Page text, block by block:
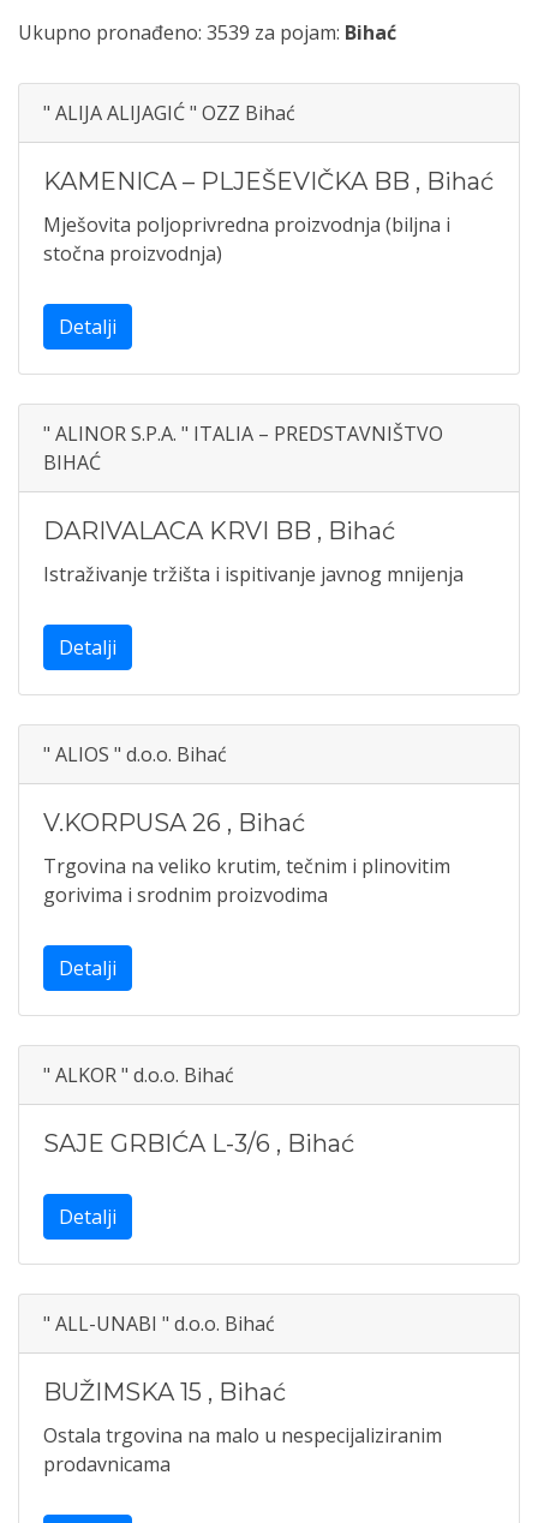
Ukupno pronađeno: 3539 za pojam: Bihać
" ALIJA ALIJAGIĆ " OZZ Bihać
KAMENICA – PLJEŠEVIČKA BB , Bihać
Mješovita poljoprivredna proizvodnja (biljna i
stočna proizvodnja)
Detalji
" ALINOR S.P.A. " ITALIA – PREDSTAVNIŠTVO
BIHAĆ
DARIVALACA KRVI BB , Bihać
Istraživanje tržišta i ispitivanje javnog mnijenja
Detalji
" ALIOS " d.o.o. Bihać
V.KORPUSA 26 , Bihać
Trgovina na veliko krutim, tečnim i plinovitim
gorivima i srodnim proizvodima
Detalji
" ALKOR " d.o.o. Bihać
SAJE GRBIĆA L-3/6 , Bihać
Detalji
" ALL-UNABI " d.o.o. Bihać
BUŽIMSKA 15 , Bihać
Ostala trgovina na malo u nespecijaliziranim
prodavnicama